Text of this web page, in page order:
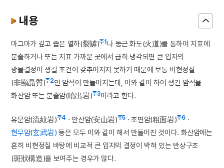
내용
마그마가 깊고 좁은 열하(裂罅)주1 나 둥근 화도(火道)를 통하여 지표에
분출하거나 또는 지표 가까운 곳에서 급히 냉각되면 큰 입자의
광물결정이 생길 조건이 갖추어지지 못하기 때문에 보통 비현정질
(非顯晶質)주2인 암석이 만들어지는데, 이와 같이 하여 생긴 암석을
화산암 또는 분출암(噴出岩)주3이라고 한다.
유문암(流紋岩)주4 · 안산암(安山岩)주5 · 조면암(粗面岩)주6 ·
현무암(玄武岩) 등은 모두 이와 같이 해서 만들어진 것이다. 화산암에는
흔히 비현정질 바탕에 비교적 큰 입자의 결정이 박혀 있는 반상구조
(斑狀構造)를 보여주는 경우가 많다.